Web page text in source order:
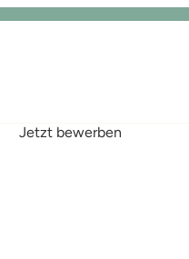
Jetzt bewerben